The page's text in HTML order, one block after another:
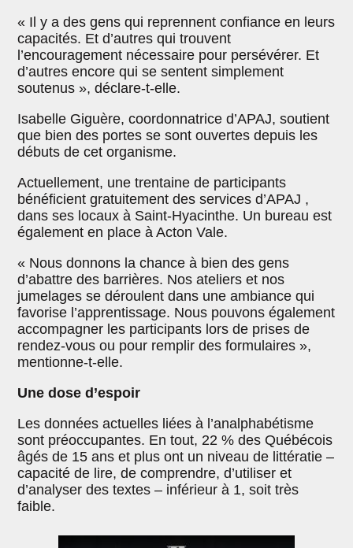
« Il y a des gens qui reprennent confiance en leurs
capacités. Et d’autres qui trouvent
l’encouragement nécessaire pour persévérer. Et
d’autres encore qui se sentent simplement
soutenus », déclare-t-elle.
Isabelle Giguère, coordonnatrice d’APAJ, soutient
que bien des portes se sont ouvertes depuis les
débuts de cet organisme.
Actuellement, une trentaine de participants
bénéficient gratuitement des services d’APAJ ,
dans ses locaux à Saint-Hyacinthe. Un bureau est
également en place à Acton Vale.
« Nous donnons la chance à bien des gens
d’abattre des barrières. Nos ateliers et nos
jumelages se déroulent dans une ambiance qui
favorise l’apprentissage. Nous pouvons également
accompagner les participants lors de prises de
rendez-vous ou pour remplir des formulaires »,
mentionne-t-elle.
Une dose d’espoir
Les données actuelles liées à l’analphabétisme
sont préoccupantes. En tout, 22 % des Québécois
âgés de 15 ans et plus ont un niveau de littératie –
capacité de lire, de comprendre, d’utiliser et
d’analyser des textes – inférieur à 1, soit très
faible.